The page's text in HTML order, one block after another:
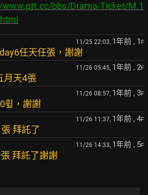
www.ptt.cc/bbs/Drama-Ticket/M.1
11/25 22:03, 1年前 , 1 F
任天任張，謝謝
11/26 05:45, 1年前 , 2F
月天4張
11/26 08:57, 1年前 , 3F
휲，謝謝
11/26 11:37, 1年前 , 4F
拜託了
11/26 14:33, 1年前 , 5F
拜託了謝謝